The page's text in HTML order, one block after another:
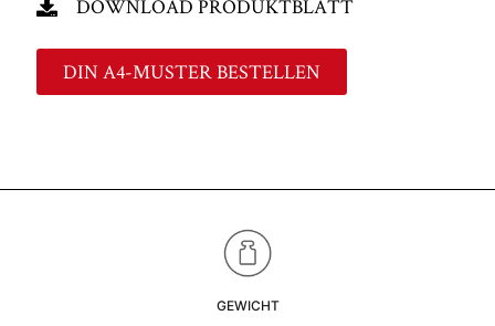
DOWNLOAD PRODUKTBLATT
DIN A4-MUSTER BESTELLEN
GEWICHT